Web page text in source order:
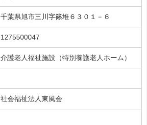
千葉県旭市三川字篠堆６３０１－６
1275500047
介護老人福祉施設（特別養護老人ホーム）
社会福祉法人東風会